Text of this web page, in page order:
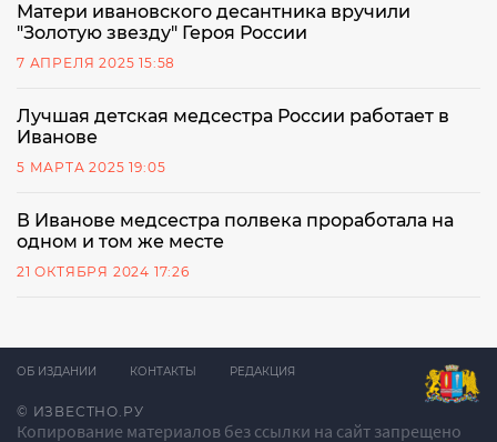
Матери ивановского десантника вручили
"Золотую звезду" Героя России
7 АПРЕЛЯ 2025 15:58
Лучшая детская медсестра России работает в
Иванове
5 МАРТА 2025 19:05
В Иванове медсестра полвека проработала на
одном и том же месте
21 ОКТЯБРЯ 2024 17:26
© ИЗВЕСТНО.РУ
Копирование материалов без ссылки на сайт запрещено
ОБ ИЗДАНИИ КОНТАКТЫ РЕДАКЦИЯ